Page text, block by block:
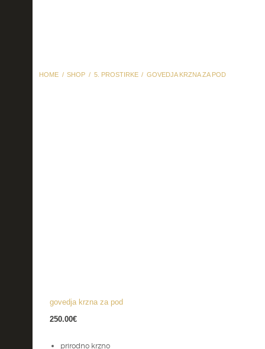
HOME SHOP 5. PROSTIRKE GOVEDJA KRZNA ZA POD
govedja krzna za pod
250.00€
prirodno krzno